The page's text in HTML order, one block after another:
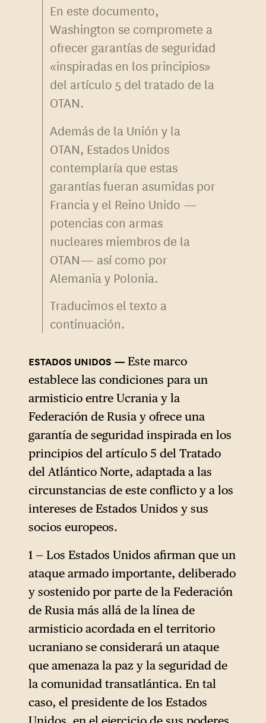
En este documento,
Washington se compromete a
ofrecer garantías de seguridad
«inspiradas en los principios»
del artículo 5 del tratado de la
OTAN.
Además de la Unión y la
OTAN, Estados Unidos
contemplaría que estas
garantías fueran asumidas por
Francia y el Reino Unido —
potencias con armas
nucleares miembros de la
OTAN— así como por
Alemania y Polonia.
Traducimos el texto a
continuación.
Este marco
establece las condiciones para un
armisticio entre Ucrania y la
Federación de Rusia y ofrece una
garantía de seguridad inspirada en los
principios del artículo 5 del Tratado
del Atlántico Norte, adaptada a las
circunstancias de este conflicto y a los
intereses de Estados Unidos y sus
socios europeos.
1 — Los Estados Unidos afirman que un
ataque armado importante, deliberado
y sostenido por parte de la Federación
de Rusia más allá de la línea de
armisticio acordada en el territorio
ucraniano se considerará un ataque
que amenaza la paz y la seguridad de
la comunidad transatlántica. En tal
caso, el presidente de los Estados